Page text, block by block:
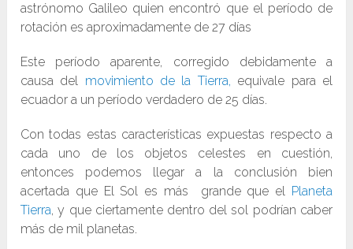
astrónomo Galileo quien encontró que el período de
rotación es aproximadamente de 27 días
Este período aparente, corregido debidamente a
causa del movimiento de la Tierra, equivale para el
ecuador a un período verdadero de 25 días.
Con todas estas características expuestas respecto a
cada uno de los objetos celestes en cuestión,
entonces podemos llegar a la conclusión bien
acertada que El Sol es más grande que el Planeta
Tierra, y que ciertamente dentro del sol podrían caber
más de mil planetas.